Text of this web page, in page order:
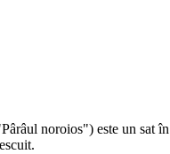
noroios") este un sat în